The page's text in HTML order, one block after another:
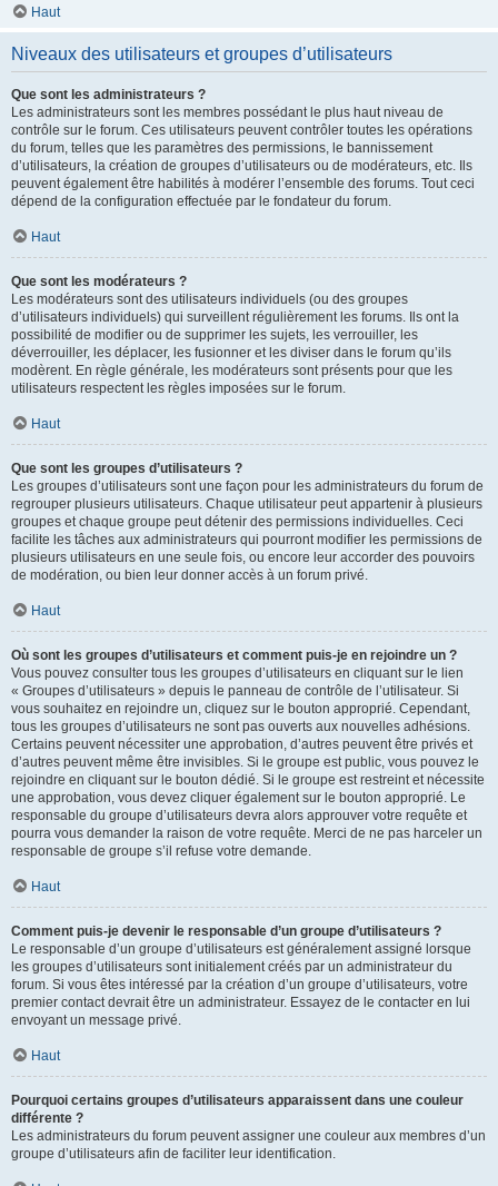
Haut
Niveaux des utilisateurs et groupes d’utilisateurs
Que sont les administrateurs ?
Les administrateurs sont les membres possédant le plus haut niveau de
contrôle sur le forum. Ces utilisateurs peuvent contrôler toutes les opérations
du forum, telles que les paramètres des permissions, le bannissement
d’utilisateurs, la création de groupes d’utilisateurs ou de modérateurs, etc. Ils
peuvent également être habilités à modérer l’ensemble des forums. Tout ceci
dépend de la configuration effectuée par le fondateur du forum.
Haut
Que sont les modérateurs ?
Les modérateurs sont des utilisateurs individuels (ou des groupes
d’utilisateurs individuels) qui surveillent régulièrement les forums. Ils ont la
possibilité de modifier ou de supprimer les sujets, les verrouiller, les
déverrouiller, les déplacer, les fusionner et les diviser dans le forum qu’ils
modèrent. En règle générale, les modérateurs sont présents pour que les
utilisateurs respectent les règles imposées sur le forum.
Haut
Que sont les groupes d’utilisateurs ?
Les groupes d’utilisateurs sont une façon pour les administrateurs du forum de
regrouper plusieurs utilisateurs. Chaque utilisateur peut appartenir à plusieurs
groupes et chaque groupe peut détenir des permissions individuelles. Ceci
facilite les tâches aux administrateurs qui pourront modifier les permissions de
plusieurs utilisateurs en une seule fois, ou encore leur accorder des pouvoirs
de modération, ou bien leur donner accès à un forum privé.
Haut
Où sont les groupes d’utilisateurs et comment puis-je en rejoindre un ?
Vous pouvez consulter tous les groupes d’utilisateurs en cliquant sur le lien
« Groupes d’utilisateurs » depuis le panneau de contrôle de l’utilisateur. Si
vous souhaitez en rejoindre un, cliquez sur le bouton approprié. Cependant,
tous les groupes d’utilisateurs ne sont pas ouverts aux nouvelles adhésions.
Certains peuvent nécessiter une approbation, d’autres peuvent être privés et
d’autres peuvent même être invisibles. Si le groupe est public, vous pouvez le
rejoindre en cliquant sur le bouton dédié. Si le groupe est restreint et nécessite
une approbation, vous devez cliquer également sur le bouton approprié. Le
responsable du groupe d’utilisateurs devra alors approuver votre requête et
pourra vous demander la raison de votre requête. Merci de ne pas harceler un
responsable de groupe s’il refuse votre demande.
Haut
Comment puis-je devenir le responsable d’un groupe d’utilisateurs ?
Le responsable d’un groupe d’utilisateurs est généralement assigné lorsque
les groupes d’utilisateurs sont initialement créés par un administrateur du
forum. Si vous êtes intéressé par la création d’un groupe d’utilisateurs, votre
premier contact devrait être un administrateur. Essayez de le contacter en lui
envoyant un message privé.
Haut
Pourquoi certains groupes d’utilisateurs apparaissent dans une couleur
différente ?
Les administrateurs du forum peuvent assigner une couleur aux membres d’un
groupe d’utilisateurs afin de faciliter leur identification.